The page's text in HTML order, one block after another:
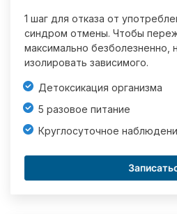
1 шаг для отказа от
синдром отмены. Чтобы
максимально безболезненно,
изолировать зависимого.
Детоксикация организма
5 разовое питание
Круглосуточное